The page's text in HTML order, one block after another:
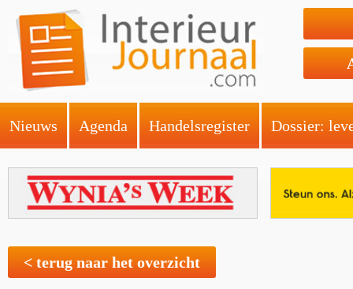
Nieuws Agenda Handelsregister Dossier:
< terug naar het overzicht